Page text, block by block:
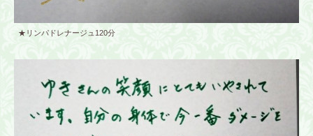
★リンパドレナージュ120分